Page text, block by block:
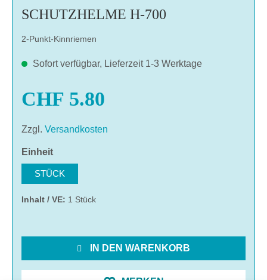
SCHUTZHELME H-700
2-Punkt-Kinnriemen
Sofort verfügbar, Lieferzeit 1-3 Werktage
CHF 5.80
Zzgl. Versandkosten
Einheitauswählen
STÜCK
Inhalt / VE: 1 Stück
IN DEN WARENKORB